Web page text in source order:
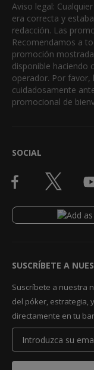
Aviso legal:
era correcta y
redacción. Las
Recomendamos a
promoción
disponible haciendo
operador. Por favor,
cuidadosamente
promocional de
SOCIAL
SUSCRÍBETE A
Suscríbete a nuestra
del póker, estrategia,
directamente en tu